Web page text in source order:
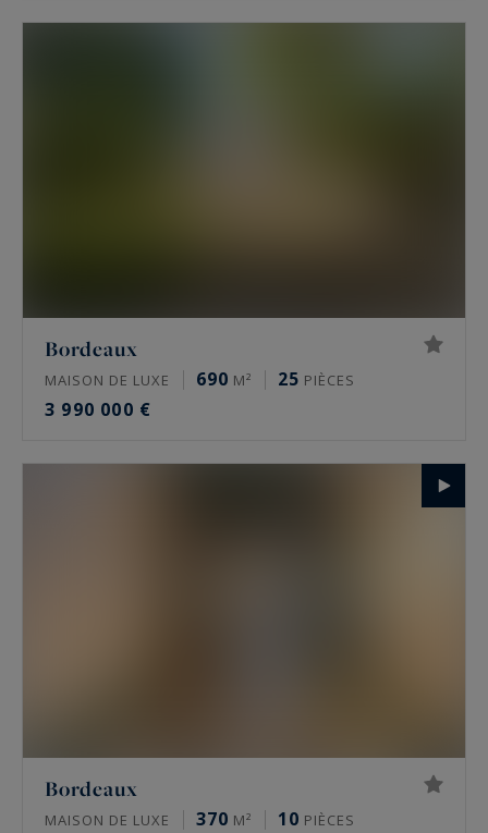
Bordeaux
MAISON DE LUXE 690 M² 25 PIÈCES
3 990 000 €
Bordeaux
MAISON DE LUXE 370 M² 10 PIÈCES